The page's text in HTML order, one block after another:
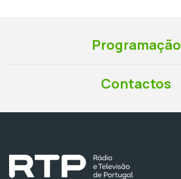
Programação
Contactos